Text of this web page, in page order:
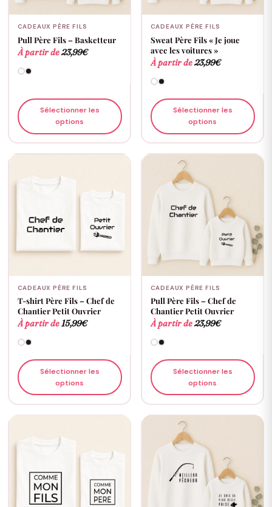
CADEAUX PÈRE FILS
Pull Père Fils – Basketteur
À partir de23,99€
Sélectionner les
options
CADEAUX PÈRE FILS
Sweat Père Fils « Je joue
avec les voitures »
À partir de23,99€
Sélectionner les
options
CADEAUX PÈRE FILS
T-shirt Père Fils – Chef de
Chantier Petit Ouvrier
À partir de15,99€
Sélectionner les
options
CADEAUX PÈRE FILS
Pull Père Fils – Chef de
Chantier Petit Ouvrier
À partir de23,99€
Sélectionner les
options